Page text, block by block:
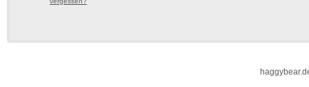
vergessen?